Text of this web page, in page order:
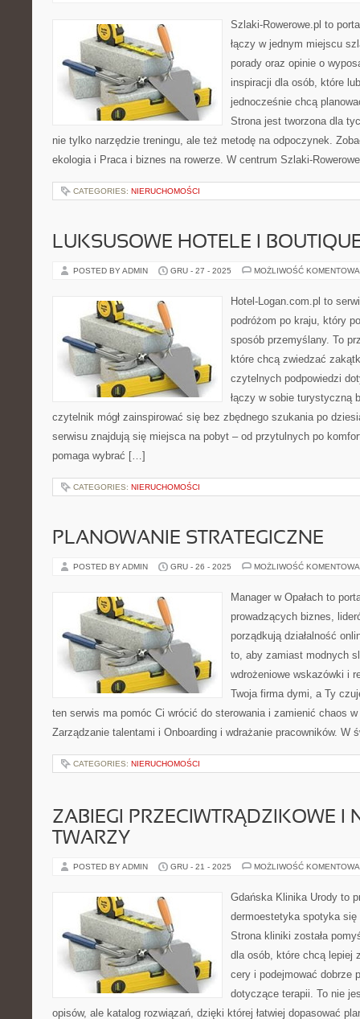
Szlaki-Rowerowe.pl to
łączy w jednym miejscu
porady oraz opinie o
inspiracji dla osób, które
jednocześnie chcą
Strona jest tworzona dla
nie tylko narzędzie treningu, ale też metodę na odpoczynek.
ekologia i Praca i biznes na rowerze. W centrum Szlaki-
CATEGORIES: NIERUCHOMOŚCI
LUKSUSOWE HOTELE I
POSTED BY ADMIN GRU - 27 - 2025 MOŻLIWOŚĆ
Hotel-Logan.com.pl to
podróżom po kraju, który
sposób przemyślany. To
które chcą zwiedzać
czytelnych podpowiedzi
łączy w sobie turystyczną
czytelnik mógł zainspirować się bez zbędnego szukania po
serwisu znajdują się miejsca na pobyt – od przytulnych po
pomaga wybrać […]
CATEGORIES: NIERUCHOMOŚCI
PLANOWANIE STRATEGICZNE
POSTED BY ADMIN GRU - 26 - 2025 MOŻLIWOŚĆ
Manager w Opałach to
prowadzących biznes,
porządkują działalność
to, aby zamiast modnych
wdrożeniowe wskazówki i
Twoja firma dymi, a Ty
ten serwis ma pomóc Ci wrócić do sterowania i zamienić chaos
Zarządzanie talentami i Onboarding i wdrażanie pracowników. W
CATEGORIES: NIERUCHOMOŚCI
ZABIEGI PRZECIWTRĄDZIKOWE I
TWARZY
POSTED BY ADMIN GRU - 21 - 2025 MOŻLIWOŚĆ
Gdańska Klinika Urody to
dermoestetyka spotyka
Strona kliniki została
dla osób, które chcą lepiej
cery i podejmować dobrze
dotyczące terapii. To nie
opisów, ale katalog rozwiązań, dzięki której łatwiej dopasować